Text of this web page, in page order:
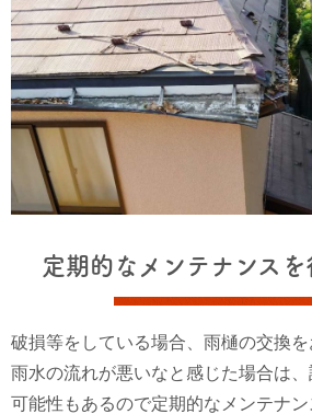
定期的なメンテナンスを
破損等をしている場合、雨樋の交換を
雨水の流れが悪いなと感じた場合は
可能性もあるので定期的なメンテナ